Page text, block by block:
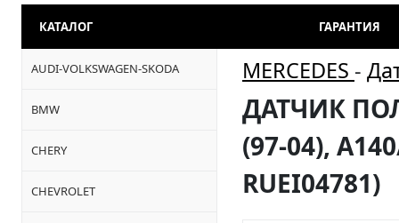
КАТАЛОГ ГАРАНТИЯ
AUDI-VOLKSWAGEN-SKODA
BMW
CHERY
CHEVROLET
MERCEDES -
ДАТЧИК
(97-04),
RUEI04781)